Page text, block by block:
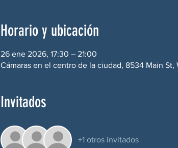
Horario y ubicación
26 ene 2026, 17:30 – 21:00
Cámaras en el centro de la ciudad, 8534 Main St,
Invitados
+1 otros invitados